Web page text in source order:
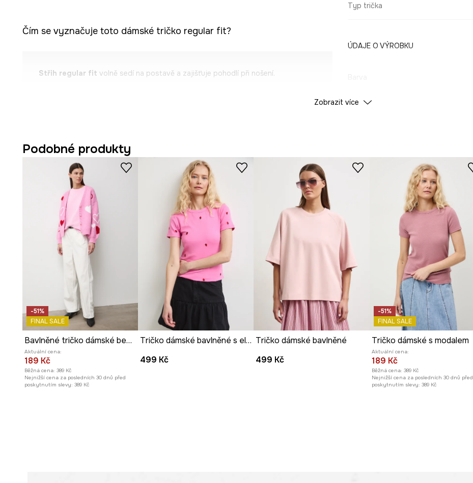
Čím se vyznačuje toto dámské tričko regular fit?
Střih regular fit volně sedí na postavě a zajišťuje pohodlí při nošení.
Kulatý výstřih
podtrhuje nadčasový charakter trička a dodává mu
univerzálnost.
Pleteninasingle jersey
je lehká a prodyšná, což přispívá k celodennímu
Potiskdodává tričku individuální charakter a podtrhuje styl.
Typ trička
ÚDAJE O VÝROBKU
ID produktu
Zobrazit více
Podobné produkty
-51%
FINAL SALE
Bavlněné tričko dámské bez vzoru
Aktuální cena:
189 Kč
Běžná cena: 389 Kč
Nejnižší cena za posledních 30 dnů před
poskytnutím slevy: 389 Kč
Tričko dámské bavlněné s elastanem s ovocným motivem
499 Kč
Tričko dámské bavlněné
499 Kč
-51%
FINAL SALE
Tričko dámské s modalem
Aktuální cena:
189 Kč
Běžná cena: 389 Kč
Nejnižší cena za posledních 30 dnů před
poskytnutím slevy: 389 Kč